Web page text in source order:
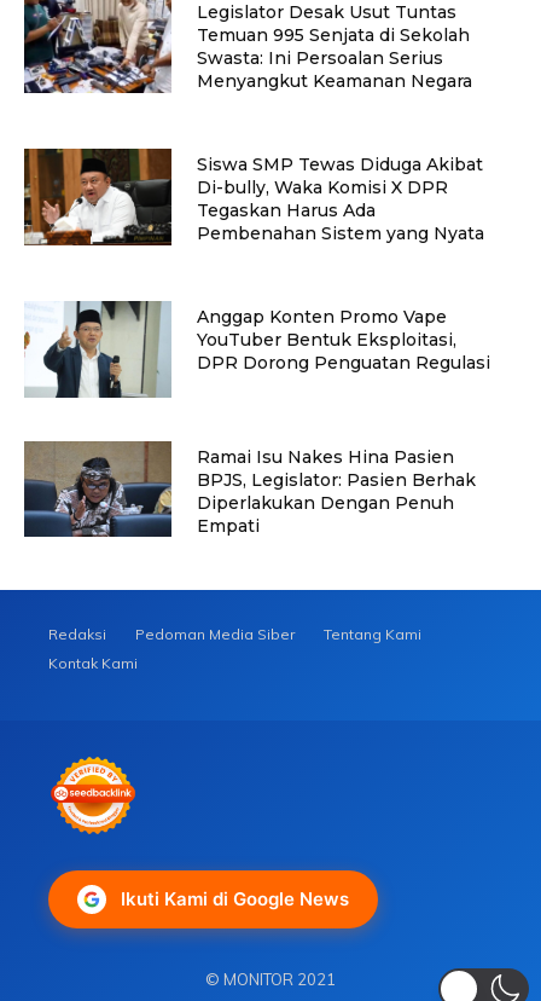
Legislator Desak Usut Tuntas
Temuan 995 Senjata di Sekolah
Swasta: Ini Persoalan Serius
Menyangkut Keamanan Negara
Siswa SMP Tewas Diduga Akibat
Di-bully, Waka Komisi X DPR
Tegaskan Harus Ada
Pembenahan Sistem yang Nyata
Anggap Konten Promo Vape
YouTuber Bentuk Eksploitasi,
DPR Dorong Penguatan Regulasi
Ramai Isu Nakes Hina Pasien
BPJS, Legislator: Pasien Berhak
Diperlakukan Dengan Penuh
Empati
Redaksi Pedoman Media Siber
Tentang Kami
Kontak Kami
Ikuti Kami di Google News
© MONITOR 2021